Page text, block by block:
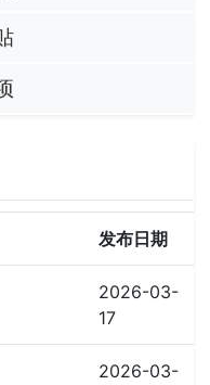
发布日期
2026-03-
17
2026-03-